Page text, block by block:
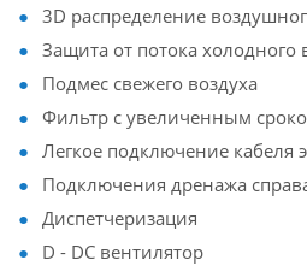
3D распределение
Защита от потока холодного
Подмес свежего воздуха
Фильтр с увеличенным
Легкое подключение кабеля
Подключения дренажа
Диспетчеризация
D - DC вентилятор